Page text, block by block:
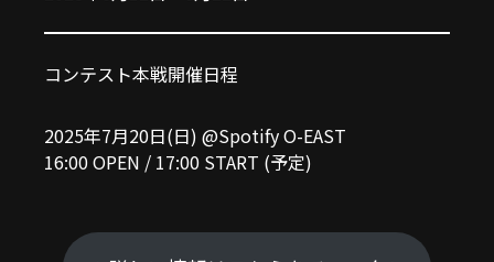
コンテスト本戦開催日程
2025年7月20日(日)@Spotify O-EAST
16:00 OPEN / 17:00 START (予定)